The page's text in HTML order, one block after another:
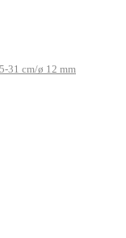
31 cm/ø 12 mm